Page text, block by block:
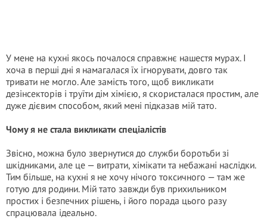
У мене на кухні якось почалося справжнє нашестя мурах. І
хоча в перші дні я намагалася їх ігнорувати, довго так
тривати не могло. Але замість того, щоб викликати
дезінсекторів і труїти дім хімією, я скористалася простим, але
дуже дієвим способом, який мені підказав мій тато.
Чому я не стала викликати спеціалістів
Звісно, можна було звернутися до служби боротьби зі
шкідниками, але це — витрати, хімікати та небажані наслідки.
Тим більше, на кухні я не хочу нічого тoксичного — там же
готую для родини. Мій тато завжди був прихильником
простих і безпечних рішень, і його порада цього разу
спрацювала ідеально.